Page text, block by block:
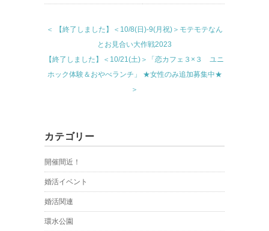
＜ 【終了しました】＜10/8(日)-9(月祝)＞モテモテなん
とお見合い大作戦2023
【終了しました】＜10/21(土)＞「恋カフェ３×３ ユニ
ホック体験＆おやべランチ」 ★女性のみ追加募集中★
＞
カテゴリー
開催間近！
婚活イベント
婚活関連
環水公園